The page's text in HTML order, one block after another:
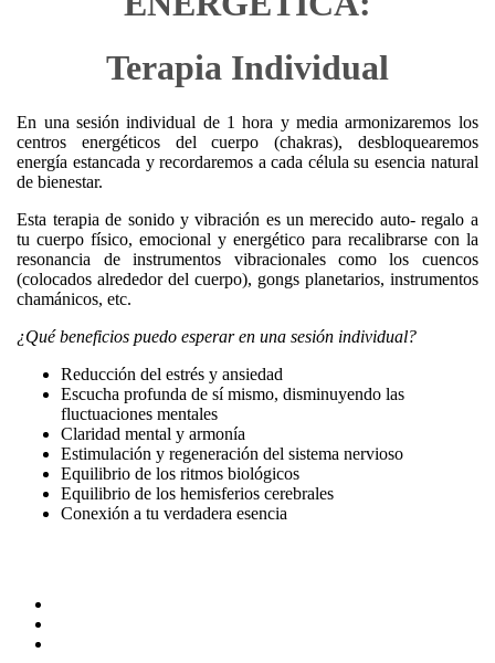
Terapia Individual
En una sesión individual de 1 hora y media armonizaremos los
centros energéticos del cuerpo (chakras), desbloquearemos
energía estancada y recordaremos a cada célula su esencia natural
de bienestar.
Esta terapia de sonido y vibración es un merecido auto- regalo a
tu cuerpo físico, emocional y energético para recalibrarse con la
resonancia de instrumentos vibracionales como los cuencos
(colocados alrededor del cuerpo), gongs planetarios, instrumentos
chamánicos, etc.
¿Qué beneficios puedo esperar en una sesión individual?
Reducción del estrés y ansiedad
Escucha profunda de sí mismo, disminuyendo las
fluctuaciones mentales
Claridad mental y armonía
Estimulación y regeneración del sistema nervioso
Equilibrio de los ritmos biológicos
Equilibrio de los hemisferios cerebrales
Conexión a tu verdadera esencia